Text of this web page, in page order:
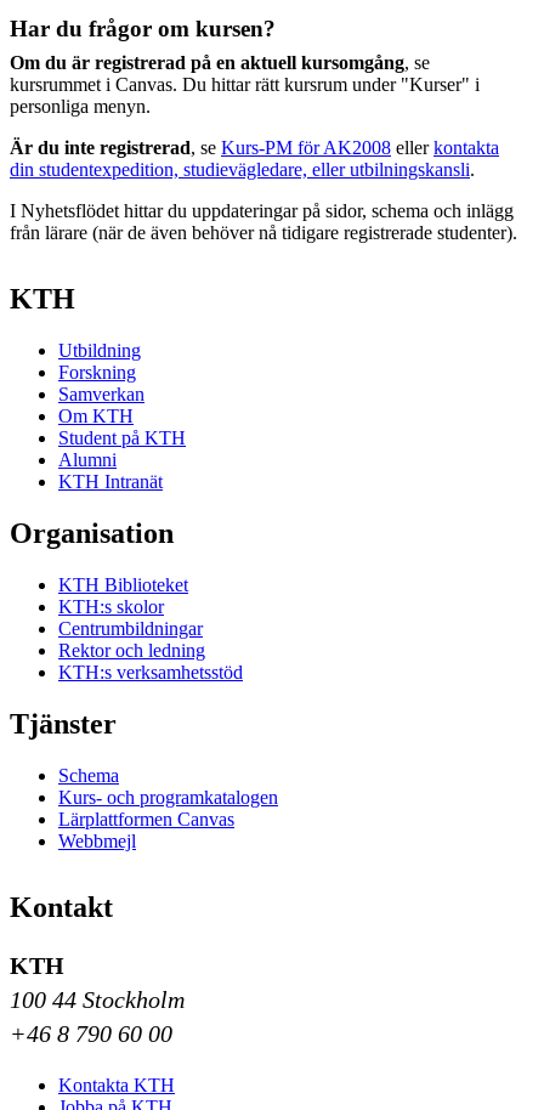
Har du frågor om kursen?
Om du är registrerad på en aktuell kursomgång, se
kursrummet i Canvas. Du hittar rätt kursrum under "Kurser" i
personliga menyn.
Är du inte registrerad, se Kurs-PM för AK2008 ellerkontakta
din studentexpedition, studievägledare, eller utbilningskansli.
I Nyhetsflödet hittar du uppdateringar på sidor, schema och inlägg
från lärare (när de även behöver nå tidigare registrerade studenter).
KTH
Utbildning
Forskning
Samverkan
Om KTH
Student på KTH
Alumni
KTH Intranät
Organisation
KTH Biblioteket
KTH:s skolor
Centrumbildningar
Rektor och ledning
KTH:s verksamhetsstöd
Tjänster
Schema
Kurs- och programkatalogen
Lärplattformen Canvas
Webbmejl
Kontakt
KTH
100 44 Stockholm
+46 8 790 60 00
Kontakta KTH